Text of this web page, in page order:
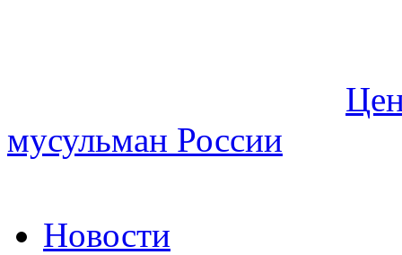
мусульман России
Новости